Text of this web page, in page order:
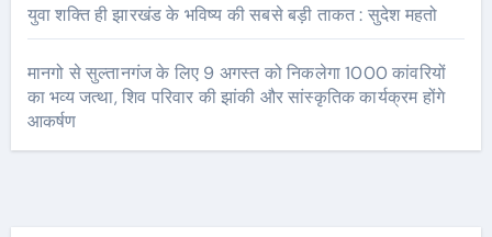
युवा शक्ति ही झारखंड के भविष्य की सबसे बड़ी ताकत : सुदेश महतो
मानगो से सुल्तानगंज के लिए 9 अगस्त को निकलेगा 1000 कांवरियों
का भव्य जत्था, शिव परिवार की झांकी और सांस्कृतिक कार्यक्रम होंगे
आकर्षण